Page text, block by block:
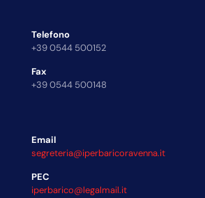
Telefono
+39 0544 500152
Fax
+39 0544 500148
Email
segreteria@iperbaricoravenna.it
PEC
iperbarico@legalmail.it